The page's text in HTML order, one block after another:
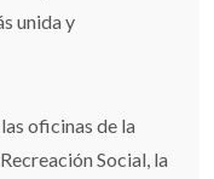
unida y
oficinas de la
Social, la